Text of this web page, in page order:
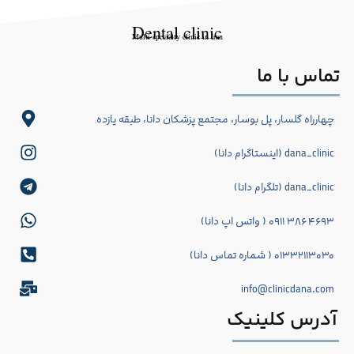
Dental clinic
Multi-specialty clinic in Iran
تماس با ما
چهارراه گلسار، پل بوسار، مجتمع پزشکان دانا، طبقه یازده
dana_clinic (اینستاگرام دانا)
dana_clinic (تلگرام دانا)
۴۶۹۳ ۳۸۶ ۰۹۱۱ ( واتس اپ دانا)
۰۱۳۳۲۱۱۳۰۳۰ ( شماره تماس دانا)
info@clinicdana.com
آدرس کلینیک